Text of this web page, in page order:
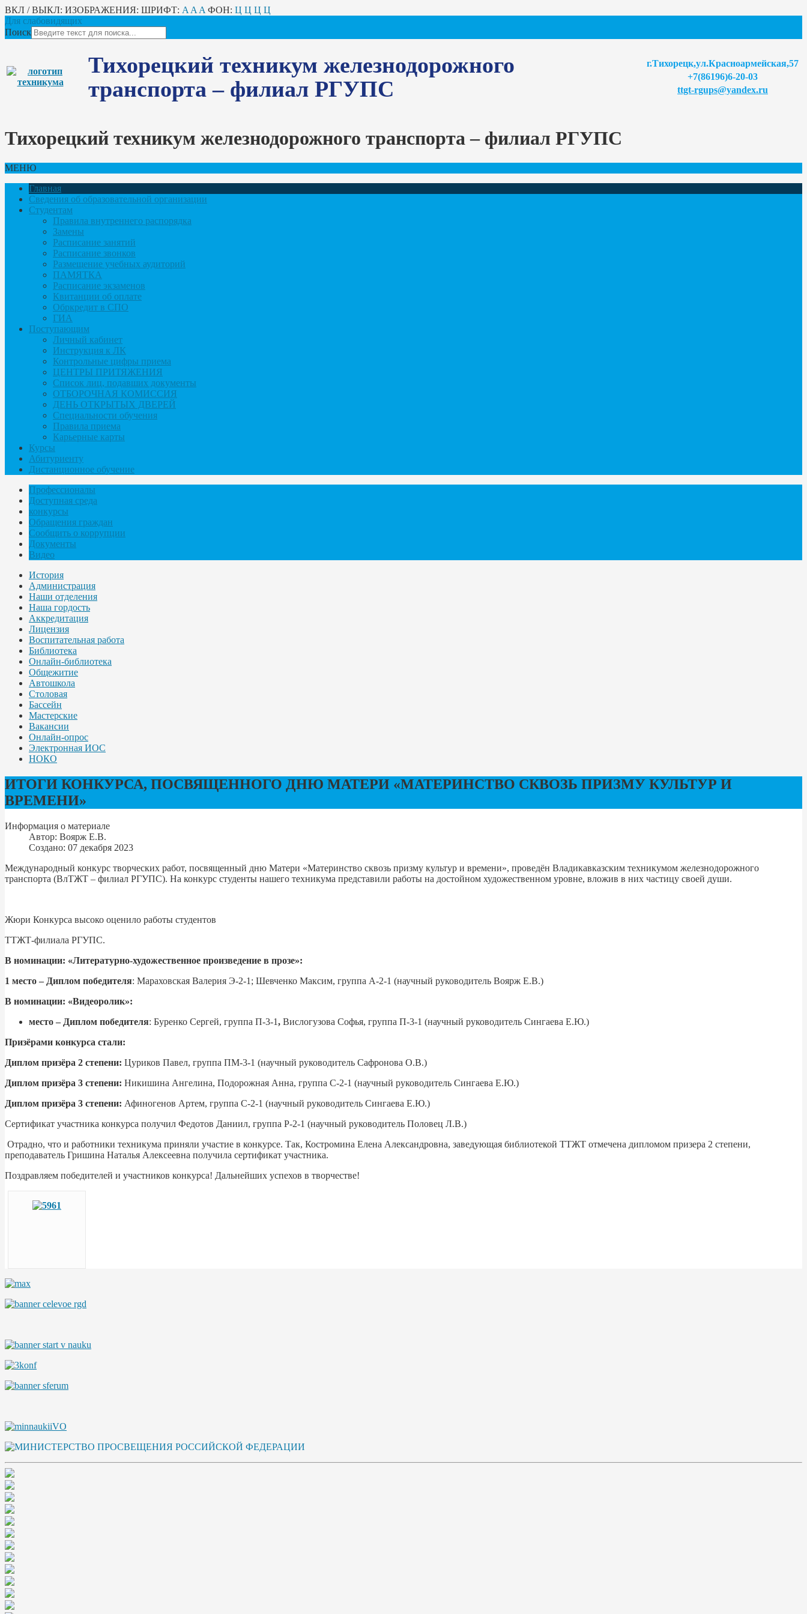
ВКЛ / ВЫКЛ: ИЗОБРАЖЕНИЯ: ШРИФТ: A A A ФОН: Ц Ц Ц Ц
Для слабовидящих
Поиск
Тихорецкий техникум железнодорожного
транспорта – филиал РГУПС
г.Тихорецк,ул.Красноармейская,57
+7(86196)6-20-03
ttgt-rgups@yandex.ru
Тихорецкий техникум железнодорожного транспорта – филиал РГУПС
МЕНЮ
Главная
Сведения об образовательной организации
Студентам
Правила внутреннего распорядка
Замены
Расписание занятий
Расписание звонков
Размещение учебных аудиторий
ПАМЯТКА
Расписание экзаменов
Квитанции об оплате
Обркредит в СПО
ГИА
Поступающим
Личный кабинет
Инструкция к ЛК
Контрольные цифры приема
ЦЕНТРЫ ПРИТЯЖЕНИЯ
Список лиц, подавших документы
ОТБОРОЧНАЯ КОМИССИЯ
ДЕНЬ ОТКРЫТЫХ ДВЕРЕЙ
Специальности обучения
Правила приема
Карьерные карты
Курсы
Абитуриенту
Дистанционное обучение
Профессионалы
Доступная среда
конкурсы
Обращения граждан
Сообщить о коррупции
Документы
Видео
История
Администрация
Наши отделения
Наша гордость
Аккредитация
Лицензия
Воспитательная работа
Библиотека
Онлайн-библиотека
Общежитие
Автошкола
Столовая
Бассейн
Мастерские
Вакансии
Онлайн-опрос
Электронная ИОС
НОКО
ИТОГИ КОНКУРСА, ПОСВЯЩЕННОГО ДНЮ МАТЕРИ «МАТЕРИНСТВО СКВОЗЬ ПРИЗМУ КУЛЬТУР И
ВРЕМЕНИ»
Информация о материале
Автор: Воярж Е.В.
Создано: 07 декабря 2023
Международный конкурс творческих работ, посвященный дню Матери «Материнство сквозь призму культур и времени», проведён Владикавказским техникумом железнодорожного
транспорта (ВлТЖТ – филиал РГУПС). На конкурс студенты нашего техникума представили работы на достойном художественном уровне, вложив в них частицу своей души.
Жюри Конкурса высоко оценило работы студентов
ТТЖТ-филиала РГУПС.
В номинации: «Литературно-художественное произведение в прозе»:
1 место – Диплом победителя: Мараховская Валерия Э-2-1; Шевченко Максим, группа А-2-1 (научный руководитель Воярж Е.В.)
В номинации: «Видеоролик»:
место – Диплом победителя: Буренко Сергей, группа П-3-1, Вислогузова Софья, группа П-3-1 (научный руководитель Сингаева Е.Ю.)
Призёрами конкурса стали:
Диплом призёра 2 степени: Цуриков Павел, группа ПМ-3-1 (научный руководитель Сафронова О.В.)
Диплом призёра 3 степени: Никишина Ангелина, Подорожная Анна, группа С-2-1 (научный руководитель Сингаева Е.Ю.)
Диплом призёра 3 степени: Афиногенов Артем, группа С-2-1 (научный руководитель Сингаева Е.Ю.)
Сертификат участника конкурса получил Федотов Даниил, группа Р-2-1 (научный руководитель Половец Л.В.)
Отрадно, что и работники техникума приняли участие в конкурсе. Так, Костромина Елена Александровна, заведующая библиотекой ТТЖТ отмечена дипломом призера 2 степени,
преподаватель Гришина Наталья Алексеевна получила сертификат участника.
Поздравляем победителей и участников конкурса! Дальнейших успехов в творчестве!